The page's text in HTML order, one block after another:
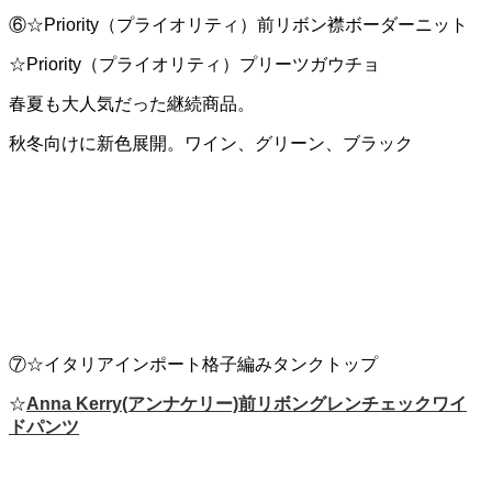
⑥☆Priority（プライオリティ）前リボン襟ボーダーニット
☆Priority（プライオリティ）プリーツガウチョ
春夏も大人気だった継続商品。
秋冬向けに新色展開。ワイン、グリーン、ブラック
⑦☆イタリアインポート格子編みタンクトップ
☆Anna Kerry(アンナケリー)前リボングレンチェックワイ
ドパンツ